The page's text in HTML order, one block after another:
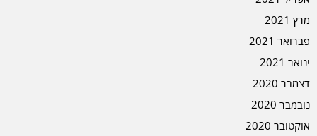
מרץ 2021
פברואר 2021
ינואר 2021
דצמבר 2020
נובמבר 2020
אוקטובר 2020